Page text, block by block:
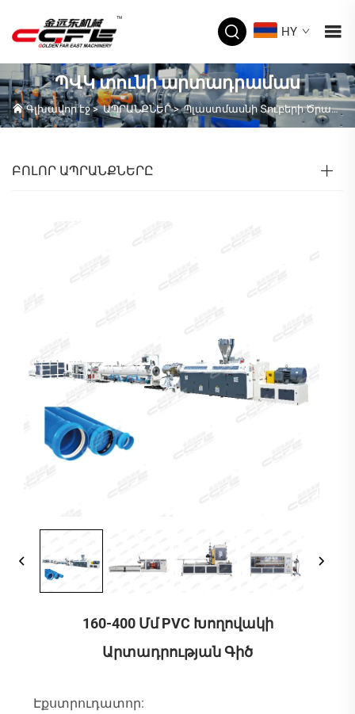
HY
ՊՎԿ տունի արտադրամաս
Գլխավոր էջ>ԱՊՐԱՆՔՆԵՐ>Պլաստմասնի Տուբերի Ծրագրավորման Երաժշտություն
ԲՈԼՈՐ ԱՊՐԱՆՔՆԵՐԸ
160-400 Մմ PVC Խողովակի
Արտադրության Գիծ
Էքստրուդատոր: